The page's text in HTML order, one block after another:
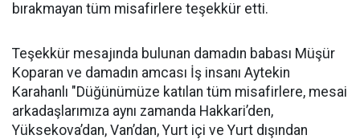
bırakmayan tüm misafirlere teşekkür etti.
Teşekkür mesajında bulunan damadın babası Müşür
Koparan ve damadın amcası İş insanı Aytekin
Karahanlı "Düğünümüze katılan tüm misafirlere, mesai
arkadaşlarımıza aynı zamanda Hakkari’den,
Yüksekova’dan, Van’dan, Yurt içi ve Yurt dışından